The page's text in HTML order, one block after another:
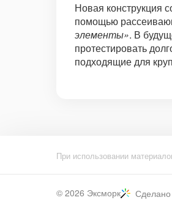
Новая конструкция
помощью
элементы». В
протестировать
подходящие для
При использовании
© 2026 Эксморк